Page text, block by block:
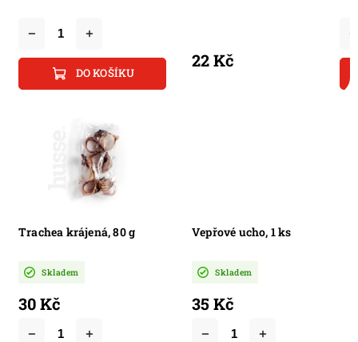
DO KOŠÍKU
22 Kč
Trachea krájená, 80 g
Skladem
30 Kč
Vepřové ucho, 1 ks
Skladem
35 Kč